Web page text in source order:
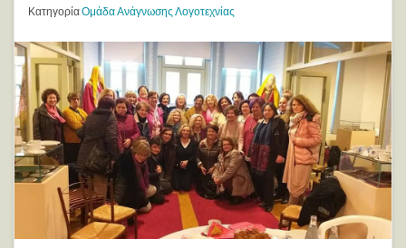
ΚατηγορίαΟμάδα Ανάγνωσης Λογοτεχνίας